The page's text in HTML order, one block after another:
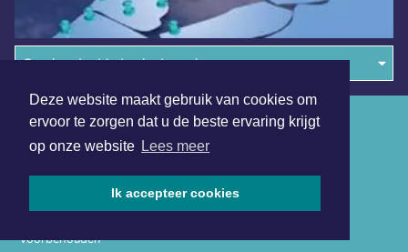
Deze website maakt gebruik van cookies om
ervoor te zorgen dat u de beste ervaring krijgt
op onze website Lees meer
Ik accepteer cookies
Overige dagbladen in de regio
voorbehouden
Algemene voorwaarden
Disclaimer